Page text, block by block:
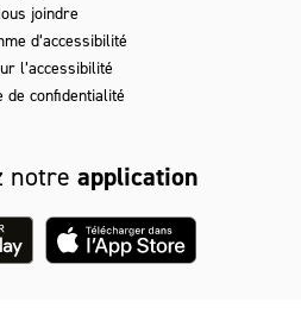
joindre
d’accessibilité
l’accessibilité
de confidentialité
notre application